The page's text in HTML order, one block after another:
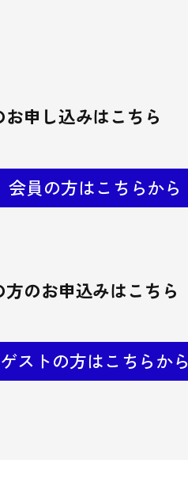
申し込みはこちら
会員の方はこちらから
のお申込みはこちら
ゲストの方はこちらから